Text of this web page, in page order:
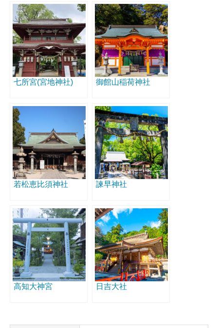
七所宮(宮地神社) 御館山稲荷神社
若松恵比須神社 諫早神社
高知大神宮 日吉大社